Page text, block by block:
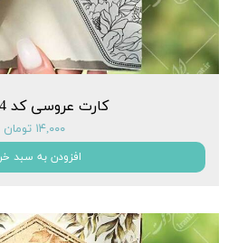
کارت عروسی کد M-1094
۱۴,۰۰۰ تومان
افزودن به سبد